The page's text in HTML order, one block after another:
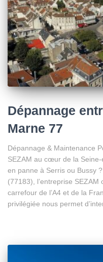
Dépannage
Marne 77
Dépannage & Maintenance
SEZAM au cœur de la
en panne à Serris ou Bussy
(77183), l’entreprise
carrefour de l’A4 et de la
privilégiée nous permet